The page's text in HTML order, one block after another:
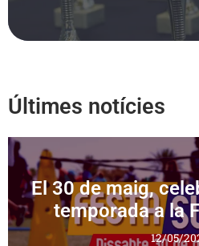
Últimes notícies
El 30 de maig,
temporada a la
12/05/